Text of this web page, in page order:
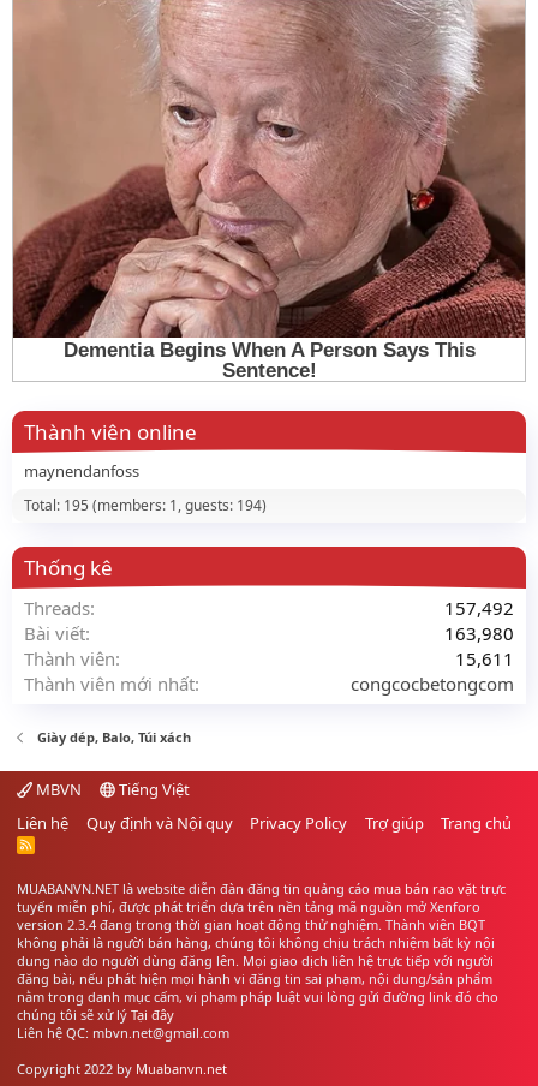
Thành viên online
maynendanfoss
Total: 195 (members: 1, guests: 194)
Thống kê
Threads
157,492
Bài viết
163,980
Thành viên
15,611
Thành viên mới nhất
congcocbetongcom
Giày dép, Balo, Túi xách
MBVN
Tiếng Việt
Liên hệ
Quy định và Nội quy Privacy Policy Trợ giúp Trang chủ
R
MUABANVN.NET là website diễn đàn đăng tin quảng cáo mua bán rao vặt trực
tuyến miễn phí, được phát triển dựa trên nền tảng mã nguồn mở Xenforo
version 2.3.4 đang trong thời gian hoạt động thử nghiệm. Thành viên BQT
không phải là người bán hàng, chúng tôi không chịu trách nhiệm bất kỳ nội
dung nào do người dùng đăng lên. Mọi giao dịch liên hệ trực tiếp với người
đăng bài, nếu phát hiện mọi hành vi đăng tin sai phạm, nội dung/sản phẩm
nằm trong danh mục cấm, vi phạm pháp luật vui lòng gửi đường link đó cho
chúng tôi sẽ xử lý Tại đây
Liên hệ QC: mbvn.net@gmail.com
Copyright 2022 by Muabanvn.net